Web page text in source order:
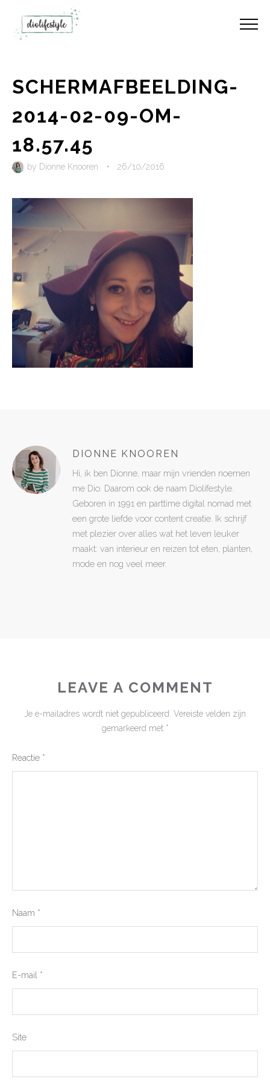
SCHERMAFBEELDING-
2014-02-09-OM-
18.57.45
by Dionne Knooren • 26/10/2016
DIONNE KNOOREN
Hi, ik ben Dionne, maar mijn vrienden noemen
me Dio. Daarom ook de naam Diolifestyle.
Geboren in 1991 en parttime digital nomad met
een grote liefde voor content creatie. Ik schrijf
met plezier over alles wat het leven leuker
maakt: van interieur en reizen tot eten, planten,
mode en nog veel meer.
LEAVE A COMMENT
Je e-mailadres wordt niet gepubliceerd. Vereiste velden zijn
gemarkeerd met *
Reactie *
Naam *
E-mail *
Site